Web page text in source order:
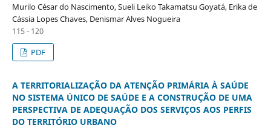
Murilo César do Nascimento, Sueli Leiko Takamatsu Goyatá, Erika de
Cássia Lopes Chaves, Denismar Alves Nogueira
115 - 120
PDF
A TERRITORIALIZAÇÃO DA ATENÇÃO PRIMÁRIA À SAÚDE
NO SISTEMA ÚNICO DE SAÚDE E A CONSTRUÇÃO DE UMA
PERSPECTIVA DE ADEQUAÇÃO DOS SERVIÇOS AOS PERFIS
DO TERRITÓRIO URBANO